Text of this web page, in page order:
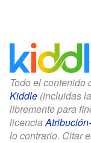
Todo el contenido
Kiddle (incluidas
libremente para
licencia
lo contrario. Citar